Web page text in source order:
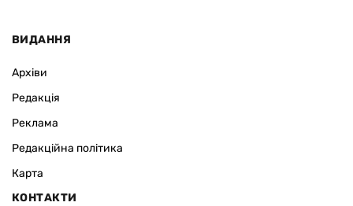
ВИДАННЯ
Архіви
Редакція
Реклама
Редакційна політика
Карта
КОНТАКТИ